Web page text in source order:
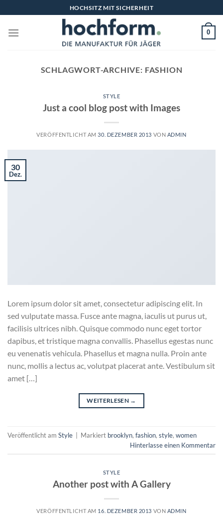
Inhalt
springen
HOCHSITZ MIT SICHERHEIT
0
SCHLAGWORT-ARCHIVE: FASHION
STYLE
Just a cool blog post with Images
VERÖFFENTLICHT AM 30. DEZEMBER 2013 VON ADMIN
30
Dez.
Lorem ipsum dolor sit amet, consectetur adipiscing elit. In
sed vulputate massa. Fusce ante magna, iaculis ut purus ut,
facilisis ultrices nibh. Quisque commodo nunc eget tortor
dapibus, et tristique magna convallis. Phasellus egestas nunc
eu venenatis vehicula. Phasellus et magna nulla. Proin ante
nunc, mollis a lectus ac, volutpat placerat ante. Vestibulum sit
amet […]
WEITERLESEN →
Veröffentlicht am Style Markiert brooklyn, fashion, style, women
Hinterlasse einen Kommentar
STYLE
Another post with A Gallery
VERÖFFENTLICHT AM 16. DEZEMBER 2013 VON ADMIN